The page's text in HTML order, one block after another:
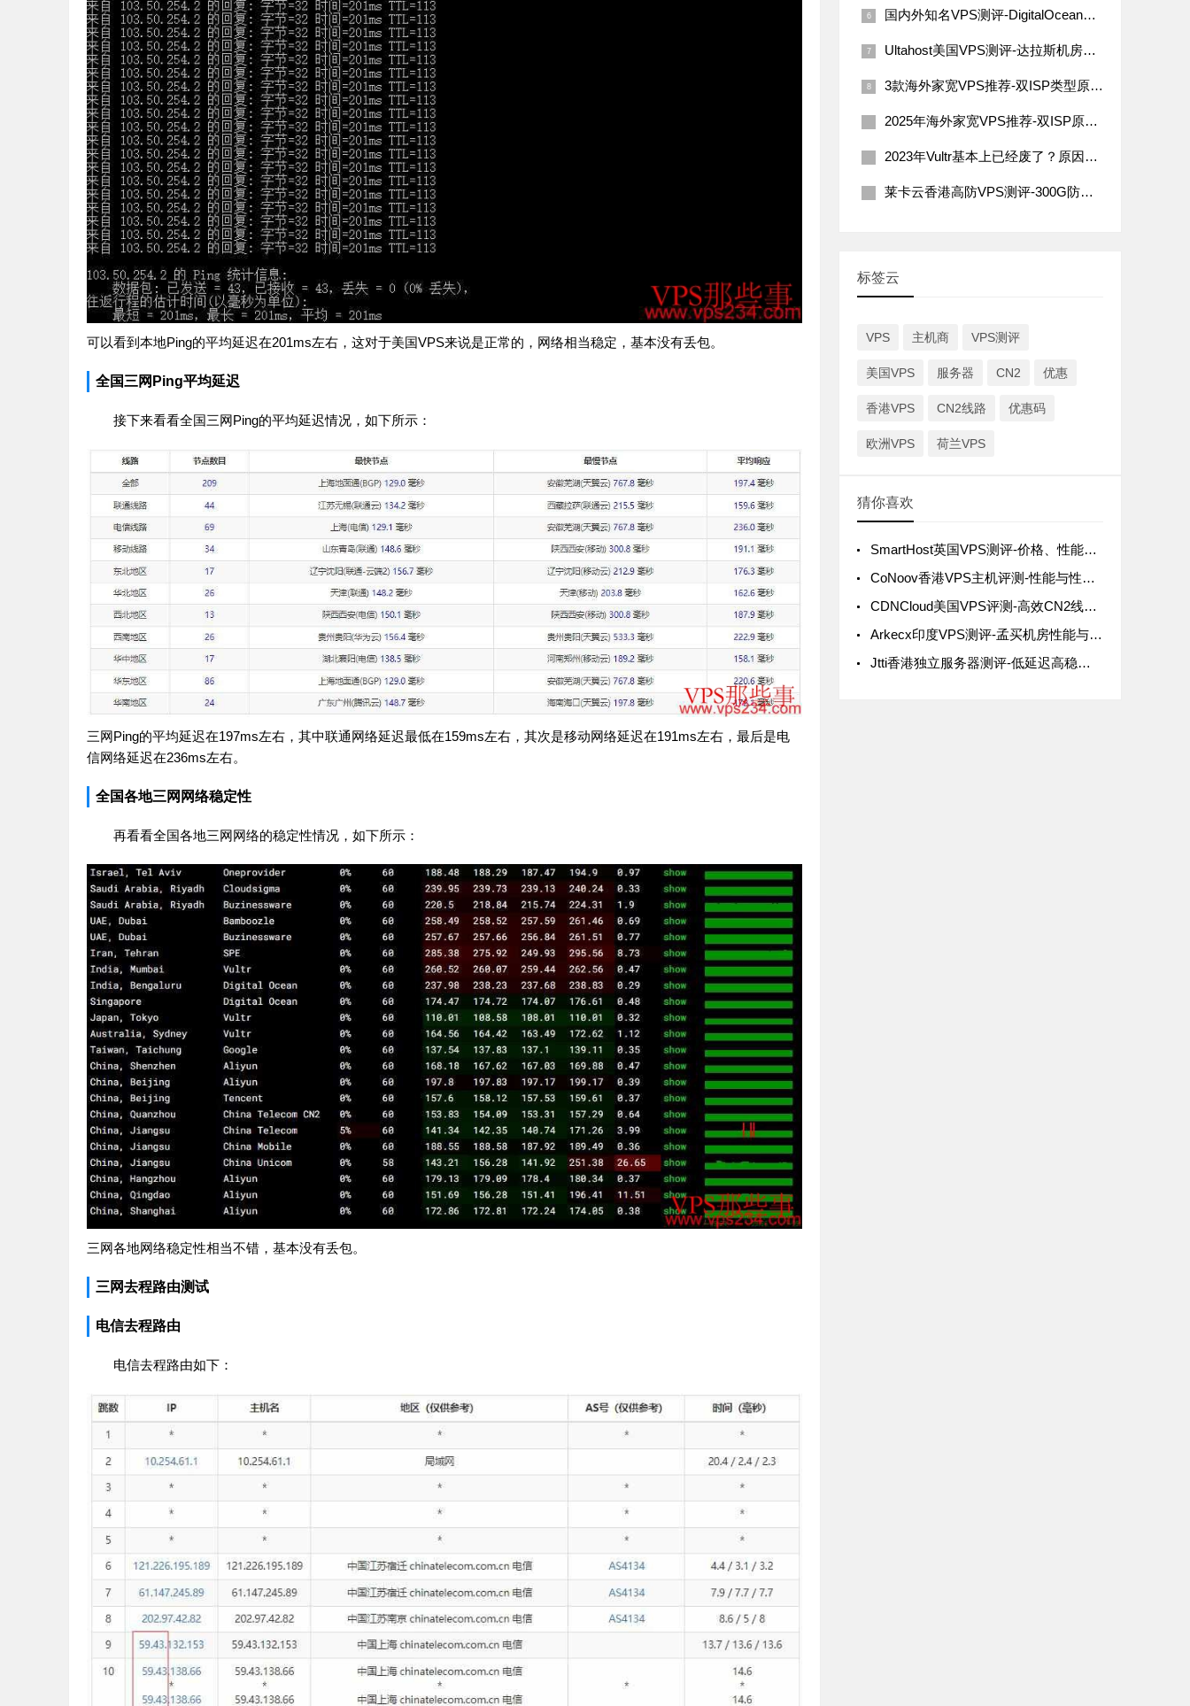
可以看到本地Ping的平均延迟在201ms左右，这对于美国VPS来说是正常的，网络相当稳定，基本没有丢包。
全国三网Ping平均延迟
接下来看看全国三网Ping的平均延迟情况，如下所示：
三网Ping的平均延迟在197ms左右，其中联通网络延迟最低在159ms左右，其次是移动网络延迟在191ms左右，最后是电
信网络延迟在236ms左右。
全国各地三网网络稳定性
再看看全国各地三网网络的稳定性情况，如下所示：
三网各地网络稳定性相当不错，基本没有丢包。
三网去程路由测试
电信去程路由
电信去程路由如下：
国内外知名VPS测评-DigitalOcean、Linode、Vultr与搬瓦工
Ultahost美国VPS测评-达拉斯机房网络性能与价格详解
3款海外家宽VPS推荐-双ISP类型原生IP
2025年海外家宽VPS推荐-双ISP原生住宅IP
2023年Vultr基本上已经废了？原因分析及解决办法
莱卡云香港高防VPS测评-300G防御200Mbps带宽
标签云
VPS 主机商 VPS测评
美国VPS 服务器 CN2 优惠
香港VPS CN2线路 优惠码
欧洲VPS 荷兰VPS
猜你喜欢
SmartHost英国VPS测评-价格、性能及网络延迟全面解析
CoNoov香港VPS主机评测-性能与性价比分析
CDNCloud美国VPS评测-高效CN2线路优化适合国内用户
Arkecx印度VPS测评-孟买机房性能与网络状况详解
Jtti香港独立服务器测评-低延迟高稳定性，适合国内用户